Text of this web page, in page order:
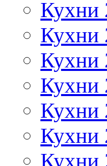
Кухни
Кухни
Кухни
Кухни
Кухни
Кухни
Кухни